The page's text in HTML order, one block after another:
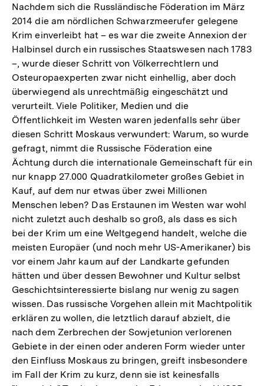
Nachdem sich die Russländische Föderation im März
2014 die am nördlichen Schwarzmeerufer gelegene
Krim einverleibt hat – es war die zweite Annexion der
Halbinsel durch ein russisches Staatswesen nach 1783
–, wurde dieser Schritt von Völkerrechtlern und
Osteuropaexperten zwar nicht einhellig, aber doch
überwiegend als unrechtmäßig eingeschätzt und
verurteilt. Viele Politiker, Medien und die
Öffentlichkeit im Westen waren jedenfalls sehr über
diesen Schritt Moskaus verwundert: Warum, so wurde
gefragt, nimmt die Russische Föderation eine
Ächtung durch die internationale Gemeinschaft für ein
nur knapp 27.000 Quadratkilometer großes Gebiet in
Kauf, auf dem nur etwas über zwei Millionen
Menschen leben? Das Erstaunen im Westen war wohl
nicht zuletzt auch deshalb so groß, als dass es sich
bei der Krim um eine Weltgegend handelt, welche die
meisten Europäer (und noch mehr US-Amerikaner) bis
vor einem Jahr kaum auf der Landkarte gefunden
hätten und über dessen Bewohner und Kultur selbst
Geschichtsinteressierte bislang nur wenig zu sagen
wissen. Das russische Vorgehen allein mit Machtpolitik
erklären zu wollen, die letztlich darauf abzielt, die
nach dem Zerbrechen der Sowjetunion verlorenen
Gebiete in der einen oder anderen Form wieder unter
den Einfluss Moskaus zu bringen, greift insbesondere
im Fall der Krim zu kurz, denn sie ist keinesfalls